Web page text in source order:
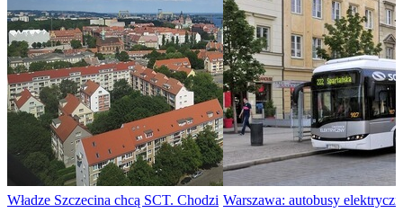
Władze Szczecina chcą SCT. Chodzi Warszawa: autobusy